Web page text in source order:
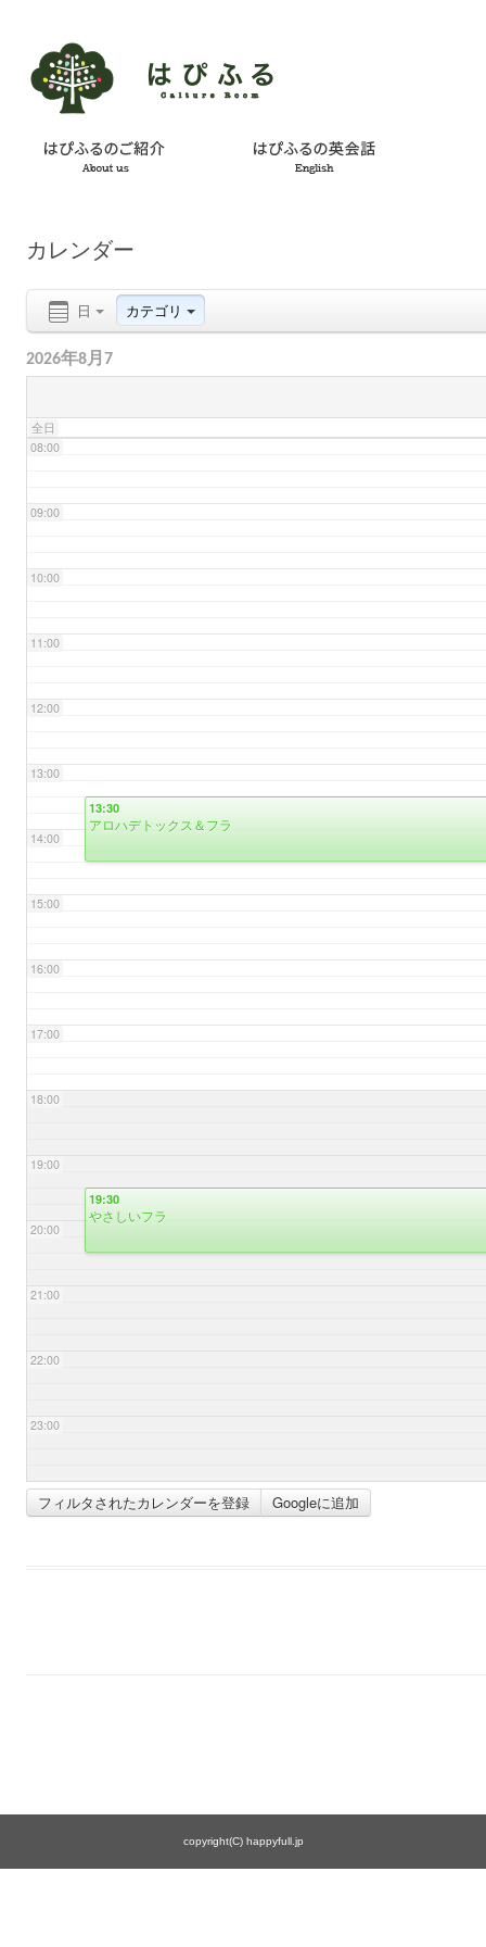
カレンダー
日 カテゴリ
2026年8月7
全日
02:00
05:00
06:00
07:00
08:00
09:00
10:00
11:00
12:00
13:00
14:00
15:00
16:00
17:00
18:00
19:00
20:00
21:00
22:00
23:00
13:30
アロハデトックス＆フラ
19:30
やさしいフラ
フィルタされたカレンダーを登録 Googleに追加
copyright(C) happyfull.jp